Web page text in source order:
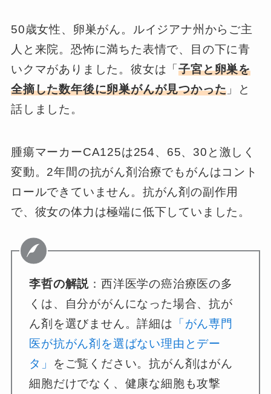
50歳女性、卵巣がん。ルイジアナ州からご主
人と来院。恐怖に満ちた表情で、目の下に青
いクマがありました。彼女は「子宮と卵巣を
全摘した数年後に卵巣がんが見つかった 」と
話しました。
腫瘍マーカーCA125は254、65、30と激しく
変動。2年間の抗がん剤治療でもがんはコント
ロールできていません。抗がん剤の副作用
で、彼女の体力は極端に低下していました。
李哲の解説 ：西洋医学の癌治療医の多
くは、自分ががんになった場合、抗が
ん剤を選びません。詳細は 「がん専門
医が抗がん剤を選ばない理由とデー
タ」
をご覧ください。抗がん剤はがん
細胞だけでなく、健康な細胞も攻撃